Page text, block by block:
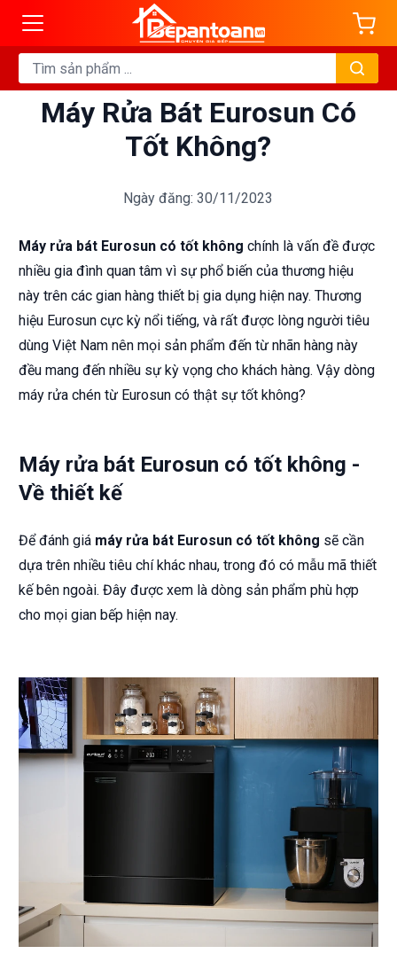
Máy Rửa Bát Eurosun Có
Tốt Không?
Ngày đăng: 30/11/2023
Máy rửa bát Eurosun có tốt không chính là vấn đề được
nhiều gia đình quan tâm vì sự phổ biến của thương hiệu
này trên các gian hàng thiết bị gia dụng hiện nay. Thương
hiệu Eurosun cực kỳ nổi tiếng, và rất được lòng người tiêu
dùng Việt Nam nên mọi sản phẩm đến từ nhãn hàng này
đều mang đến nhiều sự kỳ vọng cho khách hàng. Vậy dòng
máy rửa chén từ Eurosun có thật sự tốt không?
Máy rửa bát Eurosun có tốt không -
Về thiết kế
Để đánh giá máy rửa bát Eurosun có tốt không sẽ cần
dựa trên nhiều tiêu chí khác nhau, trong đó có mẫu mã thiết
kế bên ngoài. Đây được xem là dòng sản phẩm phù hợp
cho mọi gian bếp hiện nay.